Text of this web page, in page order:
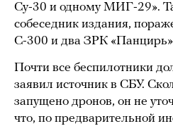
Су-30 и одному МИГ-29».
собеседник издания,
С-300 и два ЗРК
Почти все беспилотники
заявил источник в СБУ.
запущено дронов, он не
что, по предварительной